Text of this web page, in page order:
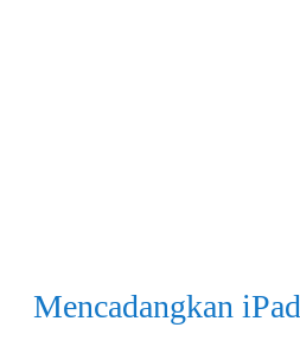
Mencadangkan iPad